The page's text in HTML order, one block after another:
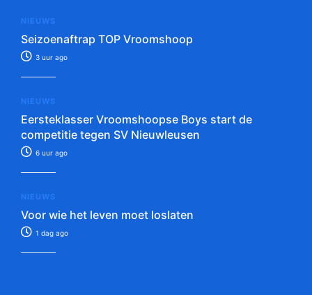
NIEUWS
Seizoenaftrap TOP Vroomshoop
3 uur ago
NIEUWS
Eersteklasser Vroomshoopse Boys start de
competitie tegen SV Nieuwleusen
6 uur ago
NIEUWS
Voor wie het leven moet loslaten
1 dag ago